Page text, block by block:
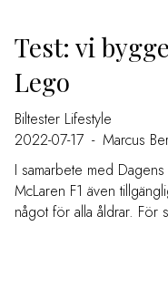
Test: vi
Lego
Biltester Lifestyle
2022-07-17 - Marcus
I samarbete med
McLaren F1 även
något för alla åldrar.